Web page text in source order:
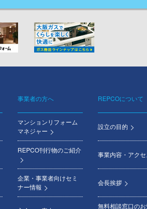
事業者の方へ
マンションリフォーム
マネジャー
REPCO刊行物のご紹介
企業・事業者向けセミ
ナー情報
REPCOについて
設立の目的
事業内容・アクセ
会長挨拶
無料相談窓口のお